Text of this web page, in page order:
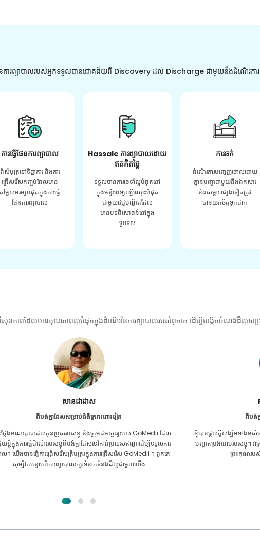
នៃការព្យាបាលរបស់អ្នកទទួលបានជោគជ័យពី Discovery ដល់ Discharge ជាមួយនឹងដំណើរក
ការធ្វើផែនការព្យាបាល
ពីសំបុត្រទៅទិដ្ឋាការ និងការ
ជ្រើសរើសកញ្ចប់ដែលមាន
តម្លៃសមរម្យបំផុតក្នុងការធ្វើ
ផែនការព្យាបាល
Hassale ការព្យាបាលដោយ
ឥតគិតថ្លៃ
ទទួលបានការថែទាំល្អបំផុតនៅ
ក្នុងមន្ទីរពេទ្យល្បីឈ្មោះបំផុត
ជាមួយវេជ្ជបណ្ឌិតដែល
មានបទពិសោធន៍នៅក្នុង
ប្រទេស
ការឆក់
ដំណើរការបញ្ចេញចោលដោយ
គ្មានបញ្ហាជាមួយនឹងឯកសារ
និងសម្ភារៈផ្សេងទៀតត្រូវ
បានយកចិត្តទុកដាក់
ភាពដែលមានគុណភាពល្អបំផុតក្នុងដំណើរនៃការព្យាបាលរបស់ពួកគេ ដើម្បីបង្កើតចំណងដ៏ល្អសម្
Furkanul អ៊ីស្លាម
ពីបង់ក្លាដែសសម្រាប់ការប្តូរតំរងនោម
ផ្តល់​ក្តី​សង្ឃឹម​ទាំង​អស់​ថា ខ្ញុំ​នឹង​អាច​ទទួល​បាន​ការ​ព្យាបាល​គ្រប់​ប្រភេទ​សម្រាប់​
ម្រងនោម​របស់​ខ្ញុំ។ វាគ្រាន់តែបន្ទាប់ពីខ្ញុំបានឆ្លងកាត់ GoMedii ជាមួយនឹង
ព្រះគុណរបស់អល់ឡោះហើយបានទាក់ទងពួកគេ។
ពីប្
CKD គឺ​ជា​ស្ថានភាព​ពេញ​
រហើយ ទីបំផុត GoMedii និង
ដល់ពេ